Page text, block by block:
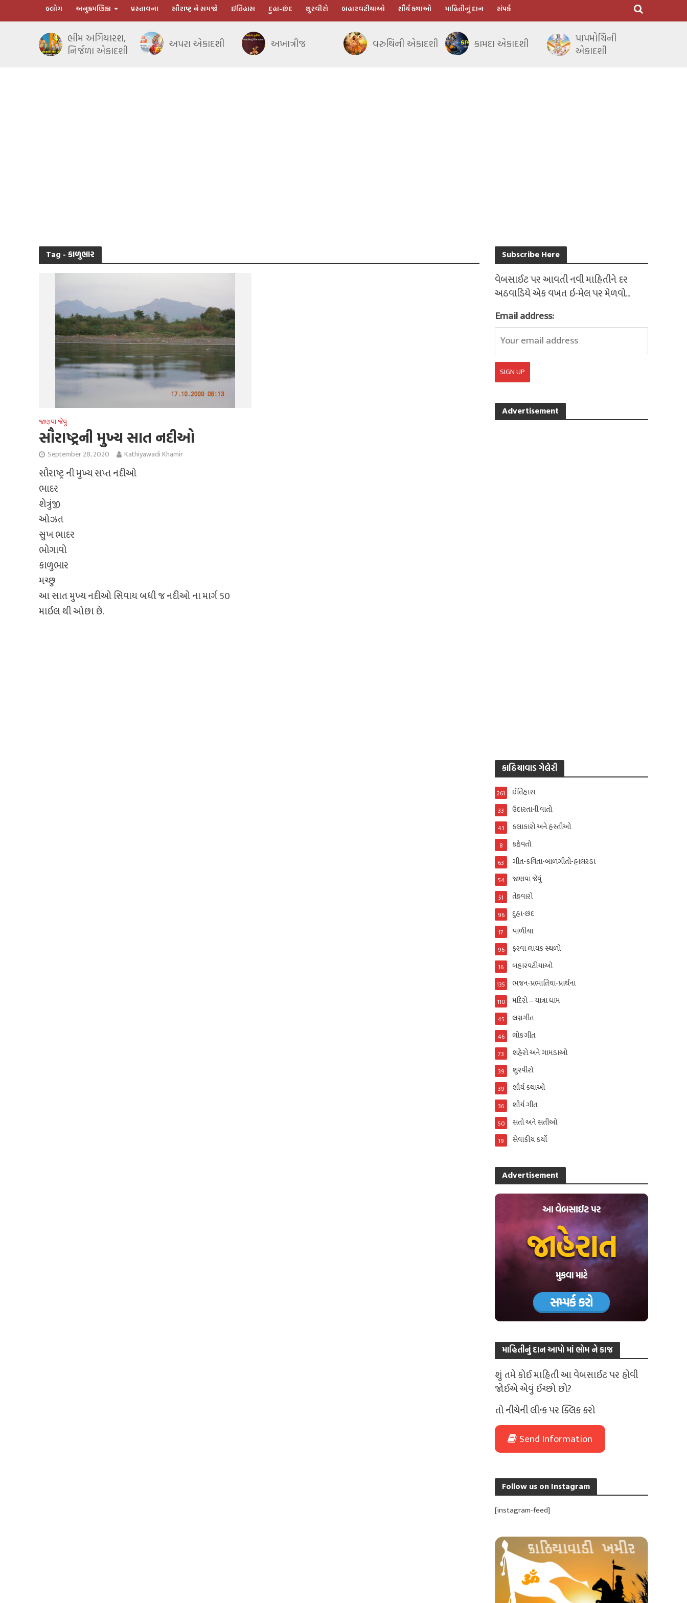
બ્લોગ અનુક્રમણિકા પ્રસ્તાવના સૌરાષ્ટ્ર ને સમજો ઈતિહાસ દુહા-છંદ શુરવીરો બહારવટીયાઓ શૌર્ય કથાઓ માહિતીનું દાન સંપર્ક
ભીમ અગિયારશ,
નિર્જળા એકાદશી
અપરા એકાદશી અખાત્રીજ વરુથિની એકાદશી કામદા એકાદશી
પાપમોચિની
એકાદશી
Tag - કાળુભાર
જાણવા જેવું
સૌરાષ્ટ્રની મુખ્ય સાત નદીઓ
September 28, 2020 Kathiyawadi Khamir
સૌરાષ્ટ્ર ની મુખ્ય સપ્ત નદીઓ
ભાદર
શેત્રુંજી
ઓઝત
સુખ ભાદર
ભોગાવો
કાળુભાર
મચ્છુ
આ સાત મુખ્ય નદીઓ સિવાય બધી જ નદીઓ ના માર્ગ 50
માઈલ થી ઓછા છે.
Subscribe Here
વેબસાઈટ પર આવતી નવી માહિતીને દર
અઠવાડિયે એક વખત ઇ-મેલ પર મેળવો...
Email address:
Advertisement
કાઠિયાવાડ ગેલેરી
ઈતિહાસ
261
ઉદારતાની વાતો
33
કલાકારો અને હસ્તીઓ
43
કહેવતો
8
ગીત-કવિતા-બાળગીતો-હાલરડાં
63
જાણવા જેવું
54
તેહવારો
51
દુહા-છંદ
96
પાળીયા
17
ફરવા લાયક સ્થળો
96
બહારવટીયાઓ
16
ભજન-પ્રભાતિયા-પ્રાર્થના
135
મંદિરો – યાત્રા ધામ
110
લગ્નગીત
45
લોકગીત
46
શહેરો અને ગામડાઓ
73
શુરવીરો
39
શૌર્ય કથાઓ
39
શૌર્ય ગીત
36
સંતો અને સતીઓ
50
સેવાકીય કર્યો
19
Advertisement
માહિતીનું દાન આપો માં ભોમ ને કાજ
શું તમે કોઈ માહિતી આ વેબસાઈટ પર હોવી
જોઈએ એવું ઈચ્છો છો?
તો નીચેની લીન્ક પર ક્લિક કરો
Send Information
Follow us on Instagram
[instagram-feed]